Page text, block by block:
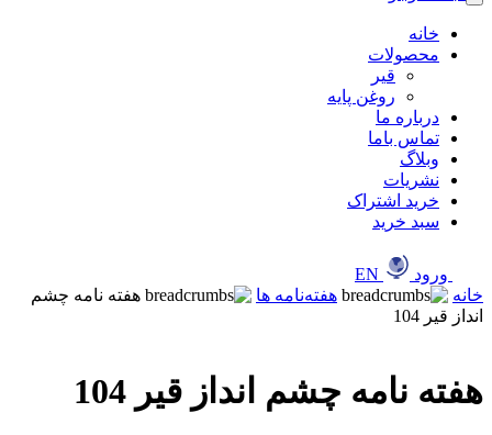
خانه
محصولات
قیر
روغن پایه
درباره ما
تماس باما
وبلاگ
نشریات
خرید اشتراک
سبد خرید
ورود
خانه
هفته‌نامه ها
هفته نامه چشم
انداز قیر 104
هفته نامه چشم انداز قیر 104